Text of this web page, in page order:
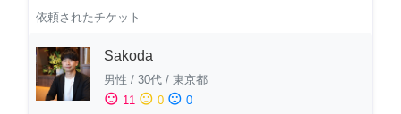
依頼されたチケット
Sakoda
男性 / 30代 / 東京都
sentiment_satisfied 11 sentiment_neutral 0 sentiment_dissatisfied 0